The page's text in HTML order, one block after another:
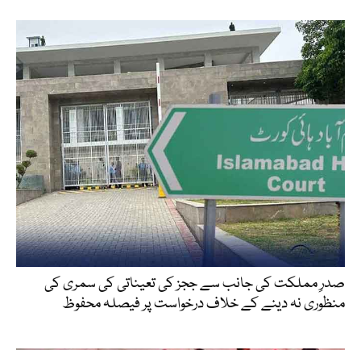
صدرِ مملکت کی جانب سے ججز کی تعیناتی کی سمری کی
منظوری نہ دینے کے خلاف درخواست پر فیصلہ محفوظ